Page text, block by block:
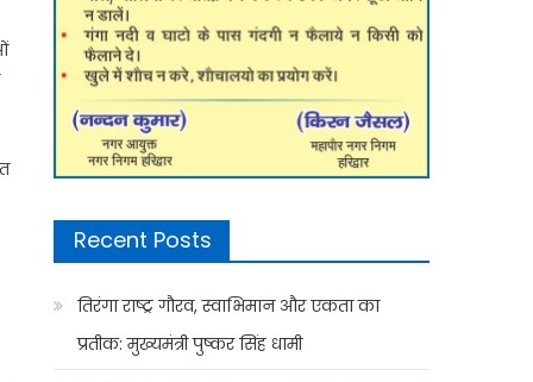
Recent Posts
तिरंगा राष्ट्र गौरव, स्वाभिमान और एकता का
प्रतीक: मुख्यमंत्री पुष्कर सिंह धामी